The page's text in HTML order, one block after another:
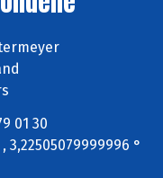
01 30
3,22505079999996 °